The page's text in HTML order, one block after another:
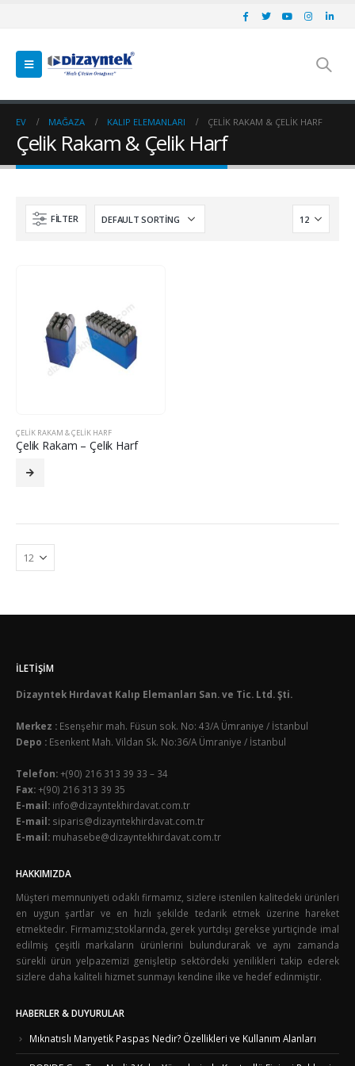
EV MAĞAZA KALIP ELEMANLARI ÇELIK RAKAM & ÇELIK HARF
Çelik Rakam & Çelik Harf
FILTER
ÇELIK RAKAM & ÇELIK HARF
Çelik Rakam – Çelik Harf
İLETIŞIM
Dizayntek Hırdavat Kalıp Elemanları San. ve Tic. Ltd. Şti.
Merkez : Esenşehir mah. Füsun sok. No: 43/A Ümraniye / İstanbul
Depo : Esenkent Mah. Vildan Sk. No:36/A Ümraniye / İstanbul
Telefon:+(90) 216 313 39 33 – 34
Fax:+(90) 216 313 39 35
E-mail: info@dizayntekhirdavat.com.tr
E-mail: siparis@dizayntekhirdavat.com.tr
E-mail: muhasebe@dizayntekhirdavat.com.tr
HAKKIMIZDA
Müşteri memnuniyeti odaklı firmamız, sizlere istenilen kalitedeki ürünleri
en uygun şartlar ve en hızlı şekilde tedarik etmek üzerine hareket
etmektedir. Firmamız;stoklarında, gerek yurtdışı gerekse yurtiçinde imal
edilmiş çeşitli markaların ürünlerini bulundurarak ve aynı zamanda
sürekli ürün yelpazemizi genişletip sektördeki yenilikleri takip ederek
sizlere daha kaliteli hizmet sunmayı kendine ilke ve hedef edinmiştir.
HABERLER & DUYURULAR
Mıknatıslı Manyetik Paspas Nedir? Özellikleri ve Kullanım Alanları